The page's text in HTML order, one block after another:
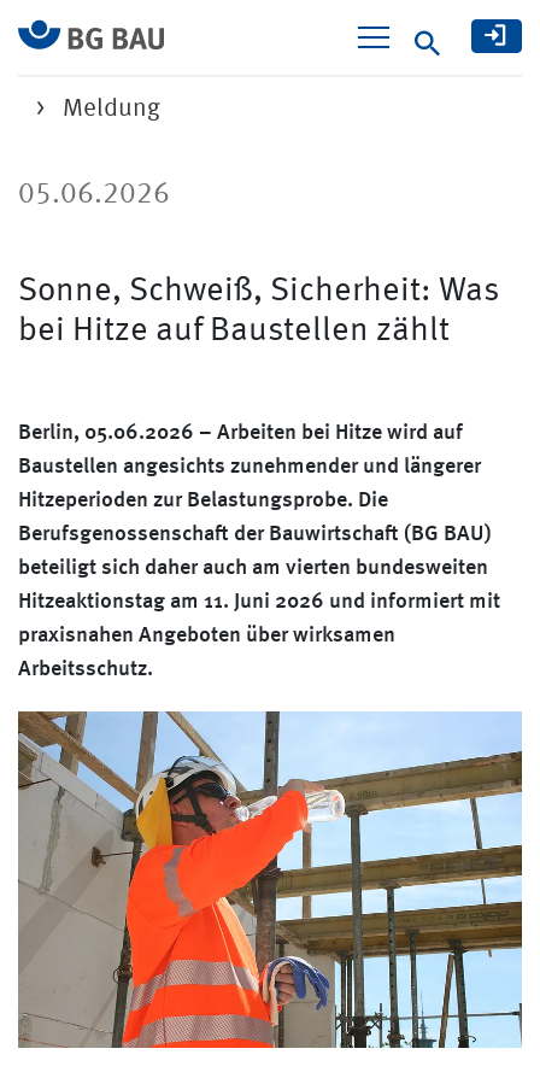
Suche
Meldung
05.06.2026
Sonne, Schweiß, Sicherheit: Was
bei Hitze auf Baustellen zählt
Berlin, 05.06.2026 – Arbeiten bei Hitze wird auf
Baustellen angesichts zunehmender und längerer
Hitzeperioden zur Belastungsprobe. Die
Berufsgenossenschaft der Bauwirtschaft (BG BAU)
beteiligt sich daher auch am vierten bundesweiten
Hitzeaktionstag am 11. Juni 2026 und informiert mit
praxisnahen Angeboten über wirksamen
Arbeitsschutz.